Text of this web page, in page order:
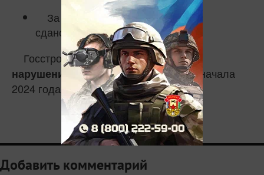
За последние две недели
сдано
объектов
Госстройнадзором выявлено595
нарушений
в сфере строительства с начала
2024 года.
0
Добавить комментарий